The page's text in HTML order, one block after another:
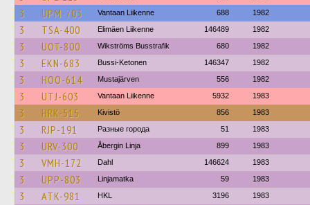
3 UPM-703 Vantaan Liikenne 688 1982
3 TSA-400 Elimäen Liikenne 146489 1982
3 UOT-800 Wikströms Busstrafik 680 1982
3 EKN-683 Bussi-Ketonen 146347 1982
3 HOO-614 Mustajärven 556 1982
3 UTJ-603 Vantaan Liikenne 5932 1983
3 HRK-515 Kivistö 856 1983
3 RJP-191 Разные города 51 1983
3 URV-300 Åbergin Linja 899 1983
3 VMH-172 Dahl 146624 1983
3 UPP-803 Linjamatka 59 1983
3 ATK-981 HKL 3196 1983